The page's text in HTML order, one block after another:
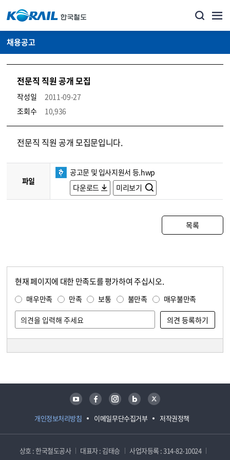
채용공고
전문직 직원 공개 모집
작성일
2011-09-27
조회수
10,936
코레일소개_경영공시_채용공고 상세보기 – 내용, 파일, 담당자 연락처로 구성
전문직 직원 공개 모집문입니다.
파일
공고문 및 입사지원서 등.hwp
다운로드
미리보기
목록
현재 페이지에 대한 만족도를 평가하여 주십시오.
매우만족 만족 보통 불만족 매우불만족
개인정보처리방침 이메일무단수집거부 저작권정책
유튜브 페이스북 인스타그램 블로그 트위터
상호 : 한국철도공사 대표자 : 김태승
사업자등록 : 314-82-10024